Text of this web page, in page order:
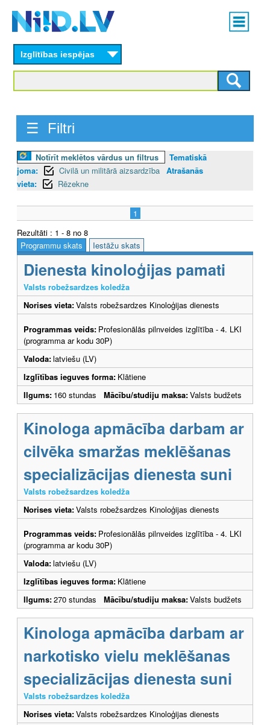
content
Main
menu
Izglītības iespējas
☰ Filtri
Notīrīt meklētos vārdus un filtrus
Tematiskā
joma:
Civilā un militārā aizsardzība Atrašanās
vieta:
Rēzekne
1
Rezultāti : 1 - 8 no 8
Programmu skats
Iestāžu skats
Dienesta kinoloģijas pamati
Valsts robežsardzes koledža
Norises vieta:Valsts robežsardzes Kinoloģijas dienests
Programmas veids: Profesionālās pilnveides izglītība - 4. LKI
(programma ar kodu 30P)
Valoda:latviešu (LV)
Izglītības ieguves forma: Klātiene
Ilgums: 160 stundas Mācību/studiju maksa:Valsts budžets
Kinologa apmācība darbam ar
cilvēka smaržas meklēšanas
specializācijas dienesta suni
Valsts robežsardzes koledža
Norises vieta:Valsts robežsardzes Kinoloģijas dienests
Programmas veids: Profesionālās pilnveides izglītība - 4. LKI
(programma ar kodu 30P)
Valoda:latviešu (LV)
Izglītības ieguves forma: Klātiene
Ilgums:270 stundas Mācību/studiju maksa:Valsts budžets
Kinologa apmācība darbam ar
narkotisko vielu meklēšanas
specializācijas dienesta suni
Valsts robežsardzes koledža
Norises vieta:Valsts robežsardzes Kinoloģijas dienests